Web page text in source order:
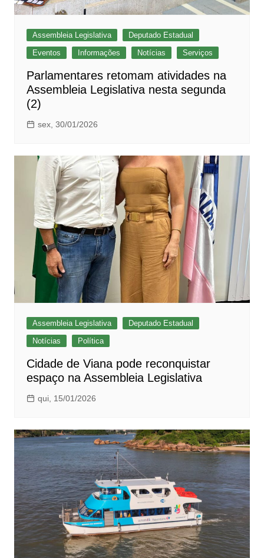
Assembleia Legislativa
Deputado Estadual
Eventos
Informações Notícias Serviços
Parlamentares retomam atividades na
Assembleia Legislativa nesta segunda
(2)
sex, 30/01/2026
Assembleia Legislativa
Deputado Estadual
Notícias
Política
Cidade de Viana pode reconquistar
espaço na Assembleia Legislativa
qui, 15/01/2026